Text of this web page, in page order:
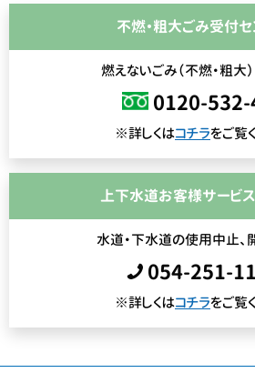
不燃・粗大ごみ受付セ
燃えないごみ（不燃・粗大
0120-
※詳しくはコチラをご覧
上下水道お客様サービ
水道・下水道の使用中止、
054-251-
※詳しくはコチラをご覧